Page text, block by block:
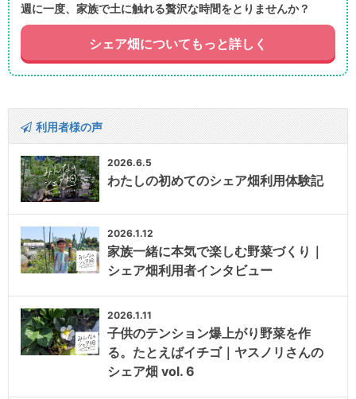
週に一度、家族で土に触れる贅沢な時間をとりませんか？
シェア畑についてもっと詳しく
利用者様の声
2026.6.5
わたしの初めてのシェア畑利用体験記
2026.1.12
家族一緒に本気で楽しむ野菜づくり｜
シェア畑利用者インタビュー
2026.1.11
子供のテンション爆上がり野菜を作
る。たとえばイチゴ｜ヤスノリさんの
シェア畑 vol. 6